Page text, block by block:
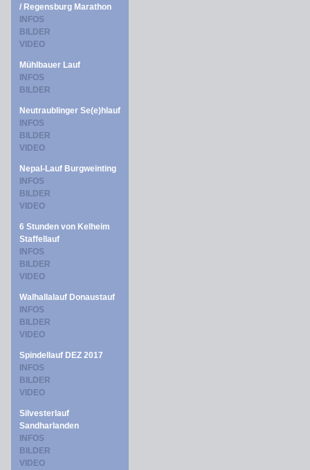
/ Regensburg Marathon
INFOS
BILDER
VIDEO
Mühlbauer Lauf
INFOS
BILDER
Neutraublinger Se(e)hlauf
INFOS
BILDER
VIDEO
Nepal-Lauf Burgweinting
INFOS
BILDER
VIDEO
6 Stunden von Kelheim
Staffellauf
INFOS
BILDER
VIDEO
Walhallalauf Donaustauf
INFOS
BILDER
VIDEO
Spindellauf DEZ 2017
INFOS
BILDER
VIDEO
Silvesterlauf
Sandharlanden
INFOS
BILDER
VIDEO